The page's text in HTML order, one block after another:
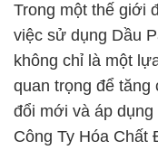
Trong một thế giới
việc sử dụng Dầu
không chỉ là một
quan trọng để
đổi mới và áp
Công Ty Hóa